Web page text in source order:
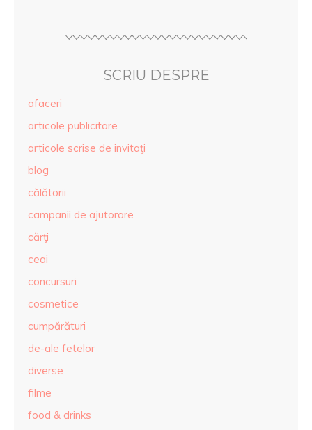
SCRIU DESPRE
afaceri
articole publicitare
articole scrise de invitaţi
blog
călătorii
campanii de ajutorare
cărţi
ceai
concursuri
cosmetice
cumpărături
de-ale fetelor
diverse
filme
food & drinks